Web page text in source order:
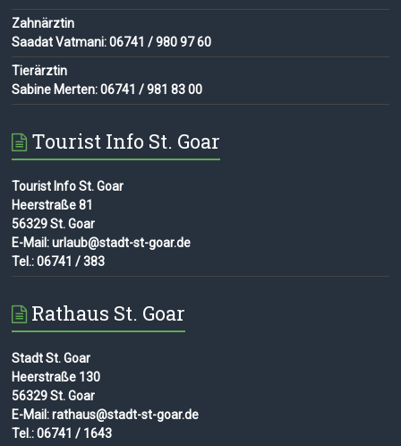
Zahnärztin
Saadat Vatmani: 06741 / 980 97 60
Tierärztin
Sabine Merten: 06741 / 981 83 00
Tourist Info St. Goar
Tourist Info St. Goar
Heerstraße 81
56329 St. Goar
E-Mail: urlaub@stadt-st-goar.de
Tel.: 06741 / 383
Rathaus St. Goar
Stadt St. Goar
Heerstraße 130
56329 St. Goar
E-Mail: rathaus@stadt-st-goar.de
Tel.: 06741 / 1643